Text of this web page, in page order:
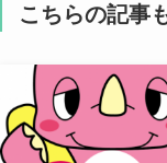
こちらの記事